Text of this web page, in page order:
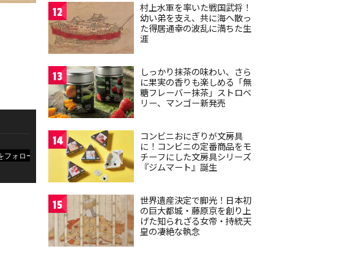
12
村上水軍を率いた戦国武将！
幼い弟を支え、共に海へ散っ
た得居通幸の波乱に満ちた生
涯
13
しっかり抹茶の味わい、さら
に果実の香りも楽しめる「無
糖フレーバー抹茶」ストロベ
リー、マンゴー新発売
14
コンビニおにぎりが文房具
に！コンビニの定番商品をモ
チーフにした文房具シリーズ
『ジムマート』誕生
15
世界遺産決定で脚光！日本初
の巨大都城・藤原京を創り上
げた知られざる女帝・持統天
皇の凄絶な執念